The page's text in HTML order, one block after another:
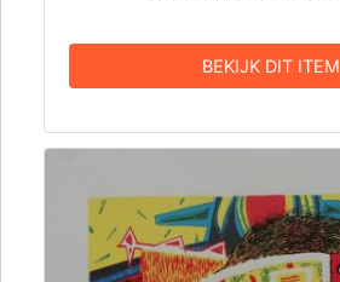
BEKIJK DIT ITEM